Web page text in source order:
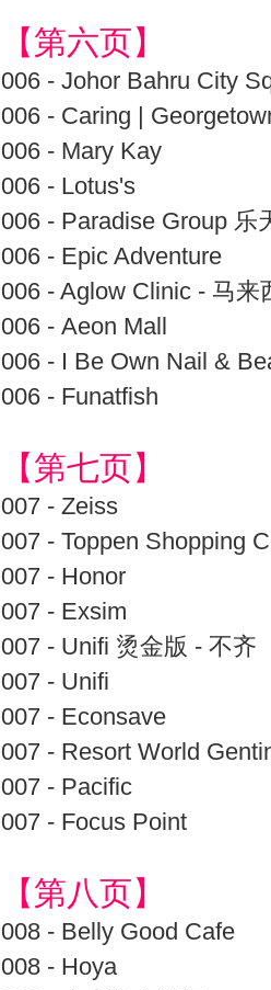
【第六页】
006 - Johor Bahru City
006 - Caring |
006 - Mary Kay
006 - Lotus's
006 - Paradise Group 乐
006 - Epic Adventure
006 - Aglow Clinic - 马来
006 - Aeon Mall
006 - I Be Own Nail &
006 - Funatfish
【第七页】
007 - Zeiss
007 - Toppen Shopping
007 - Honor
007 - Exsim
007 - Unifi 烫金版 - 不齐
007 - Unifi
007 - Econsave
007 - Resort World
007 - Pacific
007 - Focus Point
【第八页】
008 - Belly Good Cafe
008 - Hoya